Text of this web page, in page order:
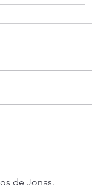
de Jonas.